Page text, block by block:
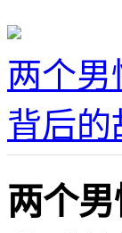
两个
背后的
两个